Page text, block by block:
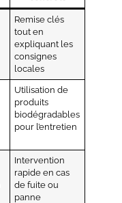
Remise clés
tout en
expliquant les
consignes
locales
Utilisation de
produits
biodégradables
pour l’entretien
Intervention
rapide en cas
de fuite ou
panne